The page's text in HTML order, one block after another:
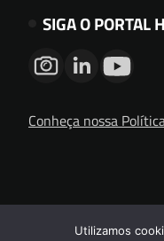
SIGA O PORTAL
Conheça nossa
Utilizamos